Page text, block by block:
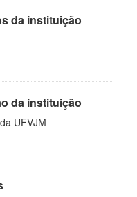
da instituição
da instituição
UFVJM